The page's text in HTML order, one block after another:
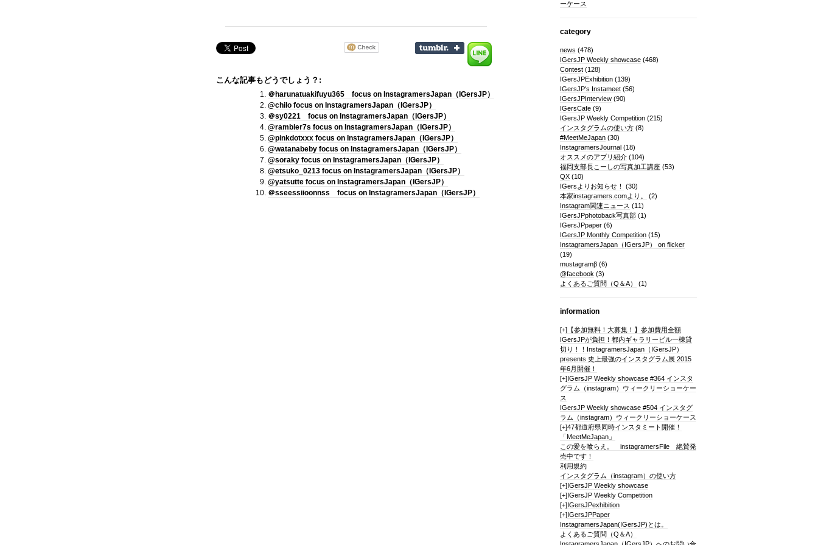
こんな記事もどうでしょう？:
＠harunatuakifuyu365 focus on InstagramersJapan（IGersJP）
@chilo focus on InstagramersJapan（IGersJP）
＠sy0221 focus on InstagramersJapan（IGersJP）
@rambler7s focus on InstagramersJapan（IGersJP）
@pinkdotxxx focus on InstagramersJapan（IGersJP）
@watanabeby focus on InstagramersJapan（IGersJP）
@soraky focus on InstagramersJapan（IGersJP）
@etsuko_0213 focus on InstagramersJapan（IGersJP）
@yatsutte focus on InstagramersJapan（IGersJP）
＠sseessiioonnss focus on InstagramersJapan（IGersJP）
ーケース
category
news (478)
IGersJP Weekly showcase(468)
Contest(128)
IGersJPExhibition(139)
IGersJP's Instameet(56)
IGersJPInterview(90)
IGersCafe(9)
IGersJP Weekly Competition(215)
インスタグラムの使い方(8)
#MeetMeJapan(30)
InstagramersJournal(18)
オススメのアプリ紹介(104)
福岡支部長こーしの写真加工講座(53)
QX(10)
IGersよりお知らせ！
(30)
本家instagramers.comより。
(2)
Instagram関連ニュース (11)
IGersJPphotoback写真部(1)
IGersJPpaper(6)
IGersJP Monthly Competition(15)
InstagramersJapan（IGersJP） on flicker
(19)
mustagramβ(6)
@facebook (3)
よくあるご質問（Q＆A）
(1)
information
[+]【参加無料！大募集！】参加費用全額
IGersJPが負担！都内ギャラリービル一棟貸
切り！！InstagramersJapan（IGersJP）
presents 史上最強のインスタグラム展 2015
年6月開催！
[+]IGersJP Weekly showcase #364 インスタ
グラム（instagram）ウィークリーショーケー
ス
IGersJP Weekly showcase #504 インスタグ
ラム（instagram）ウィークリーショーケース
[+]47都道府県同時インスタミート開催！
「MeetMeJapan」
この愛を喰らえ。 instagramersFile 絶賛発
売中です！
利用規約
インスタグラム（instagram）の使い方
[+]IGersJP Weekly showcase
[+]IGersJP Weekly Competition
[+]IGersJPexhibition
[+]IGersJPPaper
InstagramersJapan(IGersJP)とは。
よくあるご質問（Q＆A）